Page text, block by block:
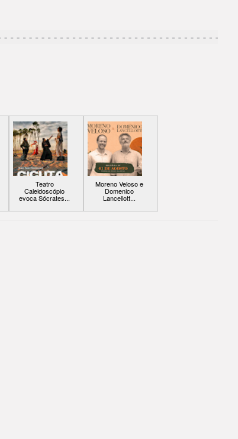
Teatro
Caleidoscópio
evoca Sócrates...
Moreno Veloso e
Domenico
Lancellott...